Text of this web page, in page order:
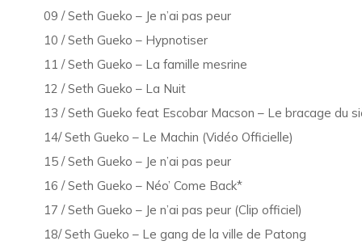
09 / Seth Gueko – Je n’ai pas peur
10 / Seth Gueko – Hypnotiser
11 / Seth Gueko – La famille mesrine
12 / Seth Gueko – La Nuit
13 / Seth Gueko feat Escobar Macson – Le bracage du
14/ Seth Gueko – Le Machin (Vidéo Officielle)
15 / Seth Gueko – Je n’ai pas peur
16 / Seth Gueko – Néo’ Come Back*
17 / Seth Gueko – Je n’ai pas peur (Clip officiel)
18/ Seth Gueko – Le gang de la ville de Patong